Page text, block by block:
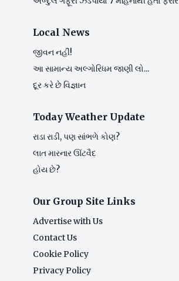
Local News
જીવન નહીં!
આ સામાન્ય અલ્ગોરિધમ જાણી લો...
દૂર કરે છે વિજ્ઞાન
Today Weather Update
રાડા રાડી, પણ સાંભળે કોણ?
લાત મારનાર ઊંટવૈદ
હોય છે?
Our Group Site Links
Advertise with Us
Contact Us
Cookie Policy
Privacy Policy